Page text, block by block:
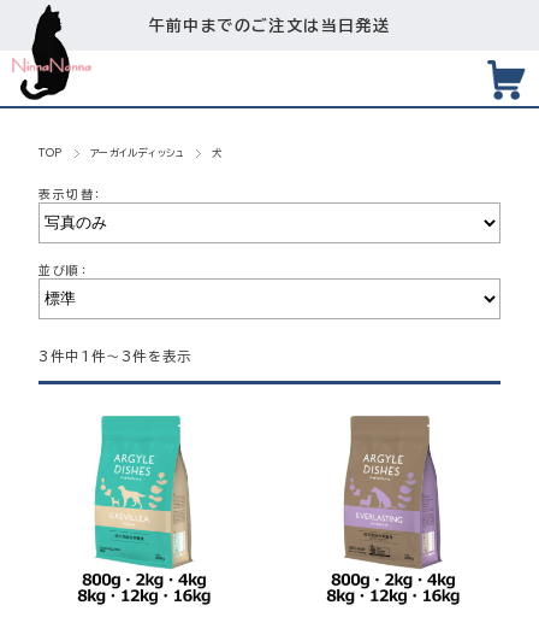
午前中までのご注文は当日発送
TOP アーガイルディッシュ 犬
表示切替：
並び順：
3件中1件～3件を表示